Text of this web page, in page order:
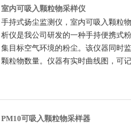
室内可吸入颗粒物采样仪
手持式扬尘监测仪，室内可吸入颗粒
析仪是我公司研发的一种手持便携式
集目标空气环境的粉尘。该仪器同时
颗粒物数量。仪器有实时曲线图，可
PM10可吸入颗粒物采样器